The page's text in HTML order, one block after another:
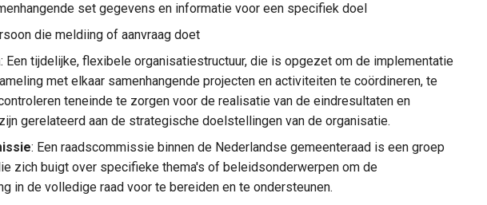
set gegevens en informatie voor een specifiek doel
die meldiing of aanvraag doet
: Een tijdelijke, flexibele organisatiestructuur, die is opgezet om de implementatie
met elkaar samenhangende projecten en activiteiten te coördineren, te
teneinde te zorgen voor de realisatie van de eindresultaten en
gerelateerd aan de strategische doelstellingen van de organisatie.
: Een raadscommissie binnen de Nederlandse gemeenteraad is een groep
zich buigt over specifieke thema's of beleidsonderwerpen om de
in de volledige raad voor te bereiden en te ondersteunen.